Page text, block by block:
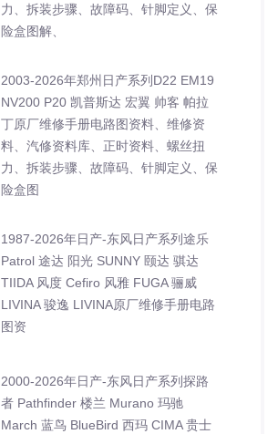
力、拆装步骤、故障码、针脚定义、保
险盒图解、
2003-2026年郑州日产系列D22 EM19
NV200 P20 凯普斯达 宏翼 帅客 帕拉
丁原厂维修手册电路图资料、维修资
料、汽修资料库、正时资料、螺丝扭
力、拆装步骤、故障码、针脚定义、保
险盒图
1987-2026年日产-东风日产系列途乐
Patrol 途达 阳光 SUNNY 颐达 骐达
TIIDA 风度 Cefiro 风雅 FUGA 骊威
LIVINA 骏逸 LIVINA原厂维修手册电路
图资
2000-2026年日产-东风日产系列探路
者 Pathfinder 楼兰 Murano 玛驰
March 蓝鸟 BlueBird 西玛 CIMA 贵士